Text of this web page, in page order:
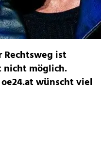
Rechtsweg ist
nicht möglich.
wünscht viel